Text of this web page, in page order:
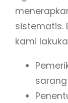
sistematis.
kami